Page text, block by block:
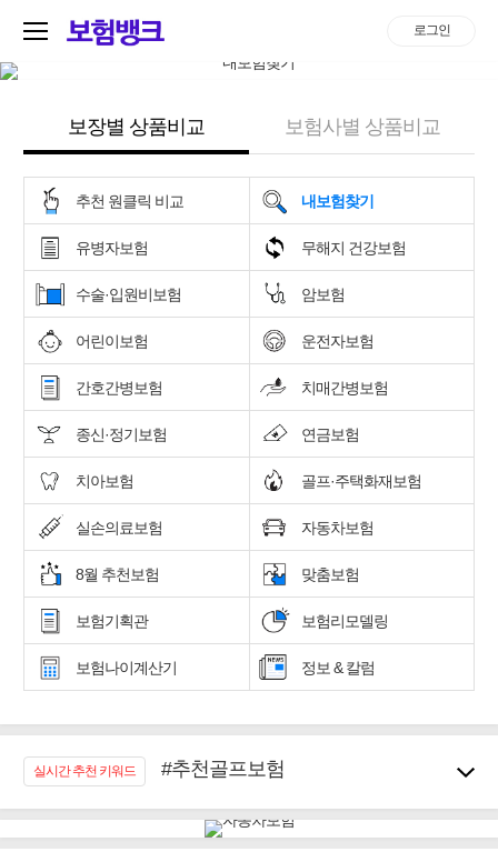
로그인
보장별 상품비교 보험사별 상품비교
추천 원클릭 비교 내보험찾기
유병자보험 무해지 건강보험
수술·입원비보험 암보험
어린이보험 운전자보험
간호간병보험 치매간병보험
종신·정기보험 연금보험
치아보험 골프·주택화재보험
실손의료보험 자동차보험
8월 추천보험 맞춤보험
보험기획관 보험리모델링
보험나이계산기 정보 & 칼럼
실시간 추천 키워드
#추천골프보험
#우리집 화재, 도난대비
#노후대비 연금재테크!
#임플란트, 치아치료보장